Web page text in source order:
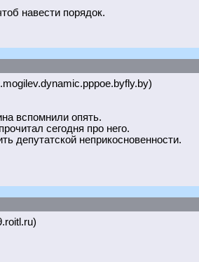
навести порядок.
вспомнили опять.
сегодня про него.
депутатской неприкосновенности.